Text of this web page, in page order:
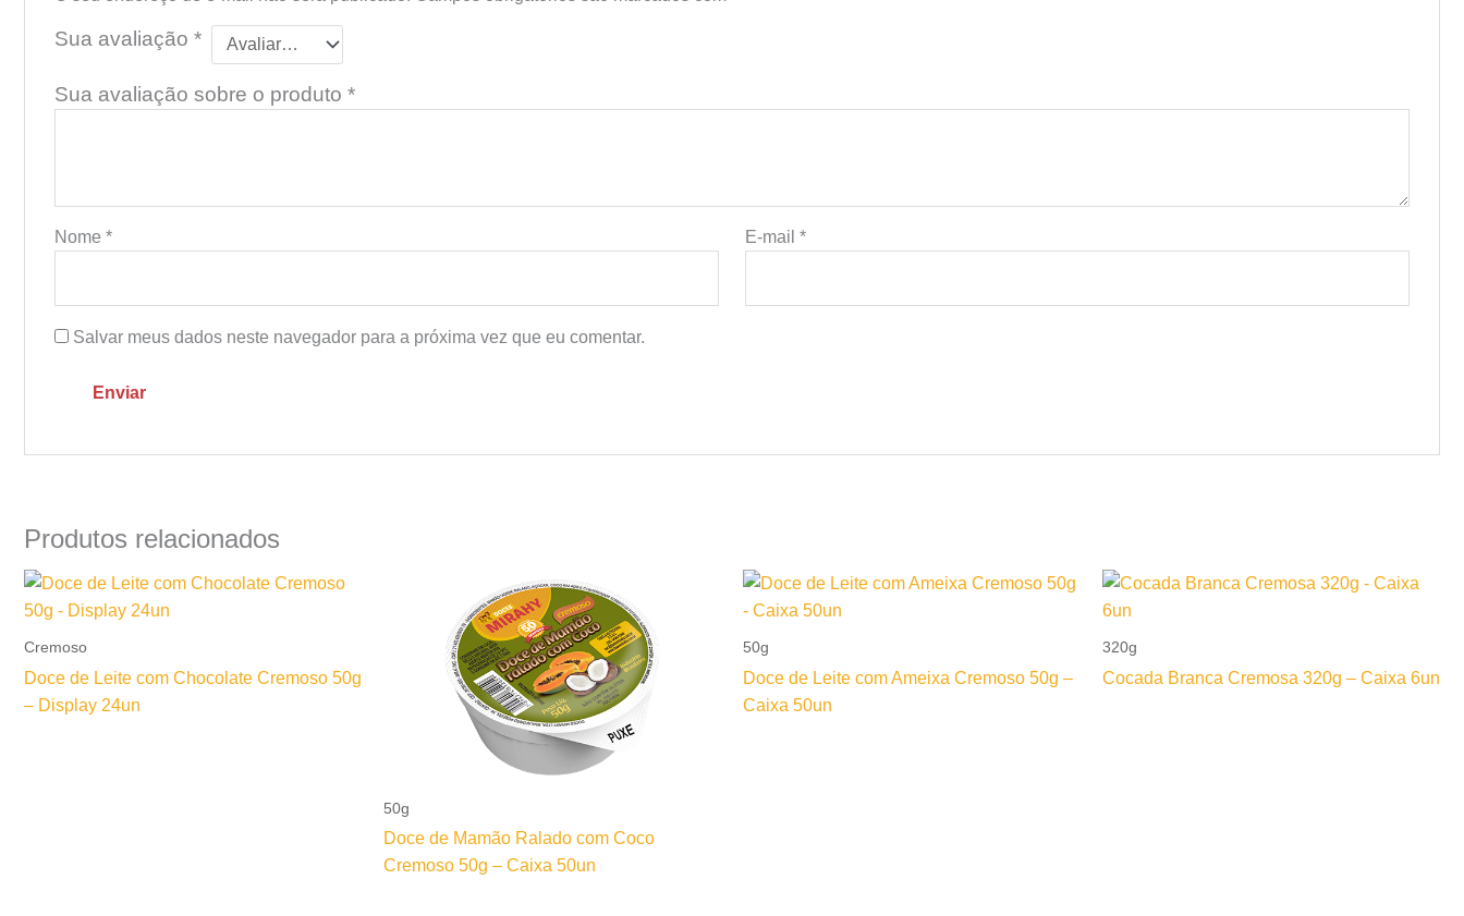
Sua avaliação *
Sua avaliação sobre o produto *
Nome * E-mail*
Salvar meus dados neste navegador para a próxima vez que eu comentar.
Produtos relacionados
Cremoso
Doce de Leite com Chocolate Cremoso 50g
– Display 24un
50g
Doce de Mamão Ralado com Coco
Cremoso 50g – Caixa 50un
50g
Doce de Leite com Ameixa Cremoso 50g –
Caixa 50un
320g
Cocada Branca Cremosa 320g – Caixa 6un